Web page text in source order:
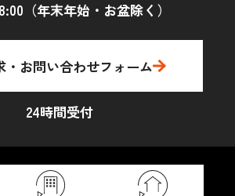
（年末年始・お盆除く）
・お問い合わせフォーム
24時間受付